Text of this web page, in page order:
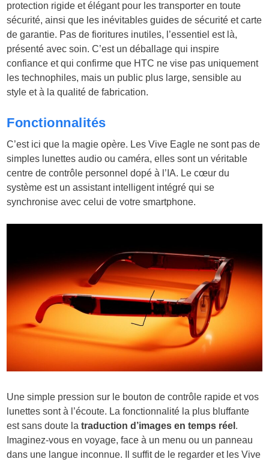
protection rigide et élégant pour les transporter en toute
sécurité, ainsi que les inévitables guides de sécurité et carte
de garantie. Pas de fioritures inutiles, l’essentiel est là,
présenté avec soin. C’est un déballage qui inspire
confiance et qui confirme que HTC ne vise pas uniquement
les technophiles, mais un public plus large, sensible au
style et à la qualité de fabrication.
Fonctionnalités
C’est ici que la magie opère. Les Vive Eagle ne sont pas de
simples lunettes audio ou caméra, elles sont un véritable
centre de contrôle personnel dopé à l’IA. Le cœur du
système est un assistant intelligent intégré qui se
synchronise avec celui de votre smartphone.
Une simple pression sur le bouton de contrôle rapide et vos
lunettes sont à l’écoute. La fonctionnalité la plus bluffante
est sans doute la traduction d’images en temps réel .
Imaginez-vous en voyage, face à un menu ou un panneau
dans une langue inconnue. Il suffit de le regarder et les Vive